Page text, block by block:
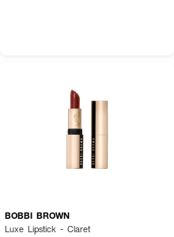
BOBBI BROWN
Luxe Lipstick - Claret